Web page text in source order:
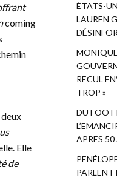
coming
Elle
de
ÉTATS-
LAUREN
RECUL
TROP »
DU FOOT
APRES 50
PARLENT